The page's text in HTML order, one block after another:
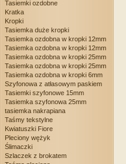
Tasiemki ozdobne
Kratka
Kropki
Tasiemka duże kropki
Tasiemka ozdobna w kropki 12mm
Tasiemka ozdobna w kropki 12mm
Tasiemka ozdobna w kropki 25mm
Tasiemka ozdobna w kropki 25mm
Tasiemka ozdobna w kropki 6mm
Szyfonowa z atłasowym paskiem
Tasiemki szyfonowe 15mm
Tasiemka szyfonowa 25mm
tasiemka nakrapiana
Taśmy tekstylne
Kwiatuszki Fiore
Pleciony wężyk
Ślimaczki
Szlaczek z brokatem